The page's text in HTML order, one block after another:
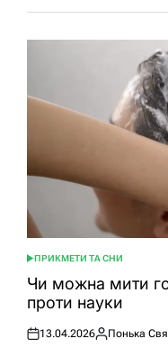
ОПУБЛІКУВАТИ
У
ПРИКМЕТИ ТА СНИ
Чи можна мити
проти науки
Оприлюднено
13.04.2026
Опубліковано
Понька